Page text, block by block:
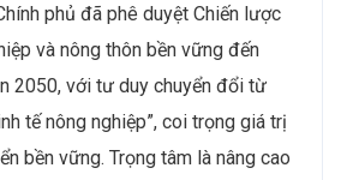
phủ đã phê duyệt Chiến lược
và nông thôn bền vững đến
2050, với tư duy chuyển đổi từ
tế nông nghiệp”, coi trọng giá trị
bền vững. Trọng tâm là nâng cao